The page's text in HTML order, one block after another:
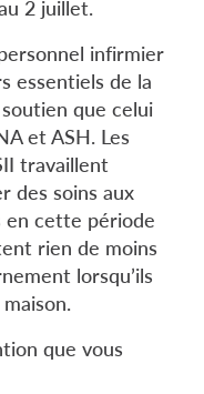
2 juillet.
infirmier
essentiels de la
que celui
et ASH. Les
travaillent
des soins aux
en cette période
rien de moins
lorsqu’ils
que vous